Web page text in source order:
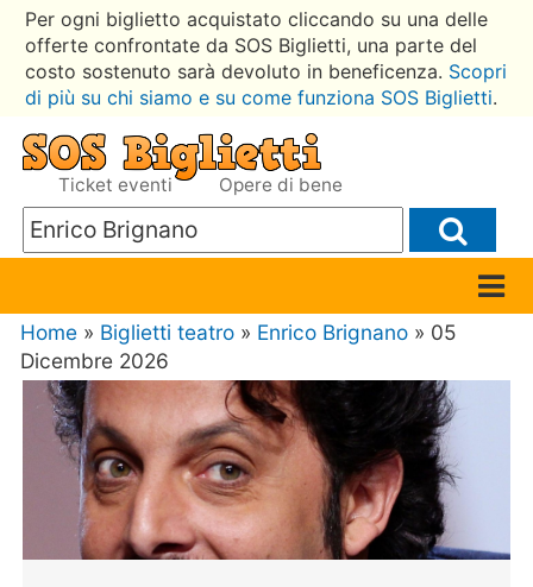
Per ogni biglietto acquistato cliccando su una delle
offerte confrontate da SOS Biglietti, una parte del
costo sostenuto sarà devoluto in beneficenza. Scopri
di più su chi siamo e su come funziona SOS Biglietti.
Ticket eventi Opere di bene
Home » Biglietti teatro » Enrico Brignano » 05
Dicembre 2026